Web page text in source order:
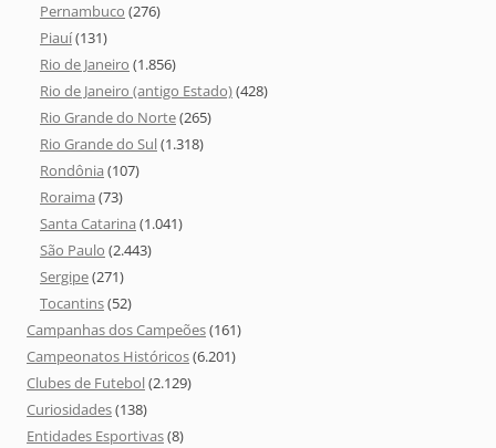
Pernambuco (276)
Piauí(131)
Rio de Janeiro (1.856)
Rio de Janeiro (antigo Estado)(428)
Rio Grande do Norte(265)
Rio Grande do Sul(1.318)
Rondônia (107)
Roraima (73)
Santa Catarina (1.041)
São Paulo (2.443)
Sergipe(271)
Tocantins(52)
Campanhas dos Campeões(161)
Campeonatos Históricos(6.201)
Clubes de Futebol(2.129)
Curiosidades(138)
Entidades Esportivas(8)